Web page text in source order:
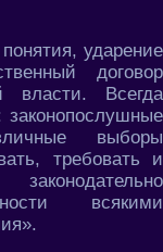
ударение
договор
власти. Всегда
выборы
требовать и
всякими